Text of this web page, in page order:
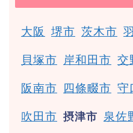
大阪 堺市 茨木市
貝塚市 岸和田市 交
阪南市 四條畷市 守
吹田市 摂津市 泉佐